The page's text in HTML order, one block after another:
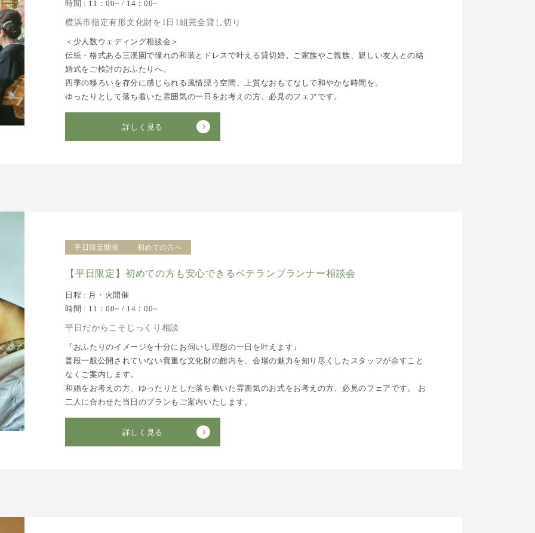
時間 : 11：00~ / 14：00~
横浜市指定有形文化財を1日1組完全貸し切り
＜少人数ウェディング相談会＞
伝統・格式ある三溪園で憧れの和装とドレスで叶える貸切婚。ご家族やご親族、親しい友人との結
婚式をご検討のおふたりへ。
四季の移ろいを存分に感じられる風情漂う空間、上質なおもてなしで和やかな時間を。
ゆったりとして落ち着いた雰囲気の一日をお考えの方、必見のフェアです。
詳しく見る
平日限定開催 初めての方へ
【平日限定】初めての方も安心できるベテランプランナー相談会
日程 : 月・火開催
時間 : 11：00~ / 14：00~
平日だからこそじっくり相談
『おふたりのイメージを十分にお伺いし理想の一日を叶えます』
普段一般公開されていない貴重な文化財の館内を、会場の魅力を知り尽くしたスタッフが余すこと
なくご案内します。
和婚をお考えの方、ゆったりとした落ち着いた雰囲気のお式をお考えの方、必見のフェアです。 お
二人に合わせた当日のプランもご案内いたします。
詳しく見る